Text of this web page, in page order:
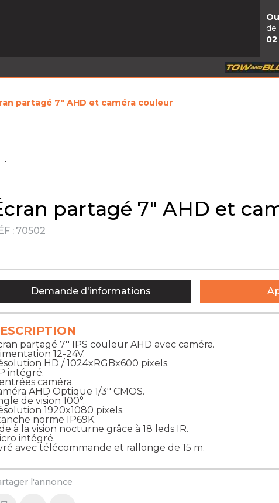
partagé 7" AHD et caméra couleur
partagé 7" AHD et
: 70502
l'annonce
partagé 7'' IPS couleur AHD avec caméra.
12-24V.
HD / 1024xRGBx600 pixels.
intégré.
caméra.
AHD Optique 1/3'' CMOS.
de vision 100°.
1920x1080 pixels.
norme IP69K.
à la vision nocturne grâce à 18 leds IR.
intégré.
avec télécommande et rallonge de 15 m.
Demande d'informations